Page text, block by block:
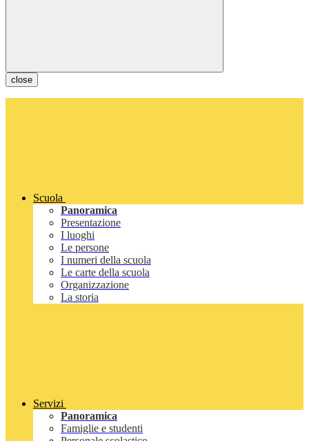
close
Scuola
Panoramica
Presentazione
I luoghi
Le persone
I numeri della scuola
Le carte della scuola
Organizzazione
La storia
Servizi
Panoramica
Famiglie e studenti